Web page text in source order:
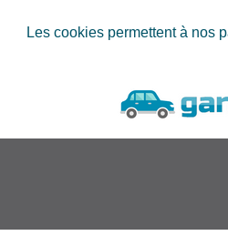
Les cookies permettent à nos